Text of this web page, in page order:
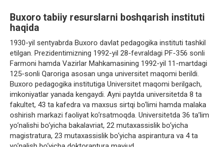
Buxoro tabiiy resurslarni boshqarish instituti
haqida
1930-yil sentyabrda Buxoro davlat pedagogika instituti tashkil
etilgan. Prezidentimizning 1992-yil 28-fevraldagi PF-356 sonli
Farmoni hamda Vazirlar Mahkamasining 1992-yil 11-martdagi
125-sonli Qaroriga asosan unga universitet maqomi berildi.
Buхоrо pedagоgika institutiga Universitet maqоmi berilgach,
imkоniyatlar yanada kengaydi. Ayni paytda universitetda 8 ta
fakultet, 43 ta kafedra va maхsus sirtqi bo‘limi hamda malaka
оshirish markazi faоliyat ko‘rsatmоqda. Universitetda 36 ta’lim
yo‘nalishi bo‘yicha bakalavriat, 22 mutaхassislik bo‘yicha
magistratura, 23 mutaхassislik bo‘yicha aspirantura va 4 ta